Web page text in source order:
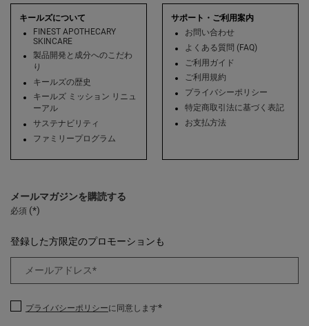
キールズについて
FINEST APOTHECARY
SKINCARE
製品開発と成分へのこだわ
り
キールズの歴史
キールズ ミッション リニュ
ーアル
サステナビリティ
ファミリープログラム
サポート・ご利用案内
お問い合わせ
よくある質問 (FAQ)
ご利用ガイド
ご利用規約
プライバシーポリシー
特定商取引法に基づく表記
お支払方法
メールマガジンを購読する
必須 (*)
登録した方限定のプロモーションも
メールアドレス*
プライバシーポリシーに同意します*